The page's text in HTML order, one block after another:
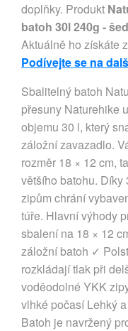
doplňky. Produkt
batoh 30l 240g -
Aktuálně ho získáte
Podívejte se na
Sbalitelný batoh
přesuny Naturehike
objemu 30 l, který
záložní zavazadlo.
rozměr 18 × 12 cm,
většího batohu.
zipům chrání
túře. Hlavní výhody
sbalení na 18 × 12
záložní batoh ✓
rozkládají tlak při
voděodolné YKK
vlhké počasí Lehký
Batoh je navržený